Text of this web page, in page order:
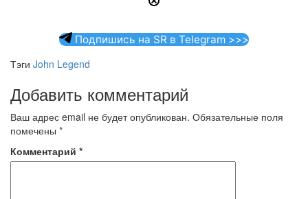
Подпишись на SR в Telegram >>>
Тэги John Legend
Добавить комментарий
Ваш адрес email не будет опубликован. Обязательные поля
помечены *
Комментарий *